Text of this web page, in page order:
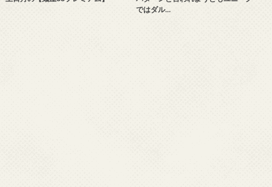
ではダル…